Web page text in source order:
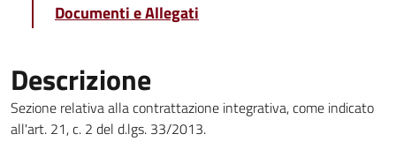
Documenti e Allegati
Descrizione
Sezione relativa alla contrattazione integrativa, come indicato
all'art. 21, c. 2 del d.lgs. 33/2013.